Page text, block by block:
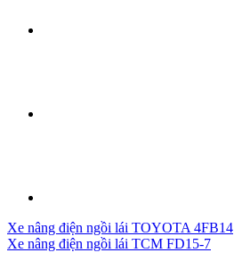
Xe nâng điện ngồi lái TOYOTA 4FB14
Xe nâng điện ngồi lái TCM FD15-7